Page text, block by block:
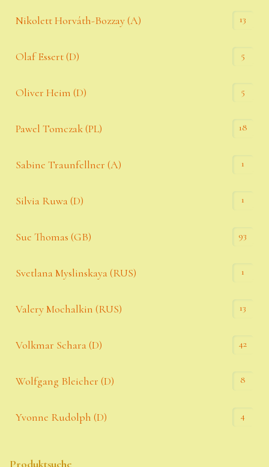
Nikolett Horváth-Bozzay (A) 13
Olaf Essert (D) 5
Oliver Heim (D) 5
Pawel Tomczak (PL) 18
Sabine Traunfellner (A) 1
Silvia Ruwa (D) 1
Sue Thomas (GB) 93
Svetlana Myslinskaya (RUS) 1
Valery Mochalkin (RUS) 13
Volkmar Schara (D) 42
Wolfgang Bleicher (D) 8
Yvonne Rudolph (D) 4
Produktsuche